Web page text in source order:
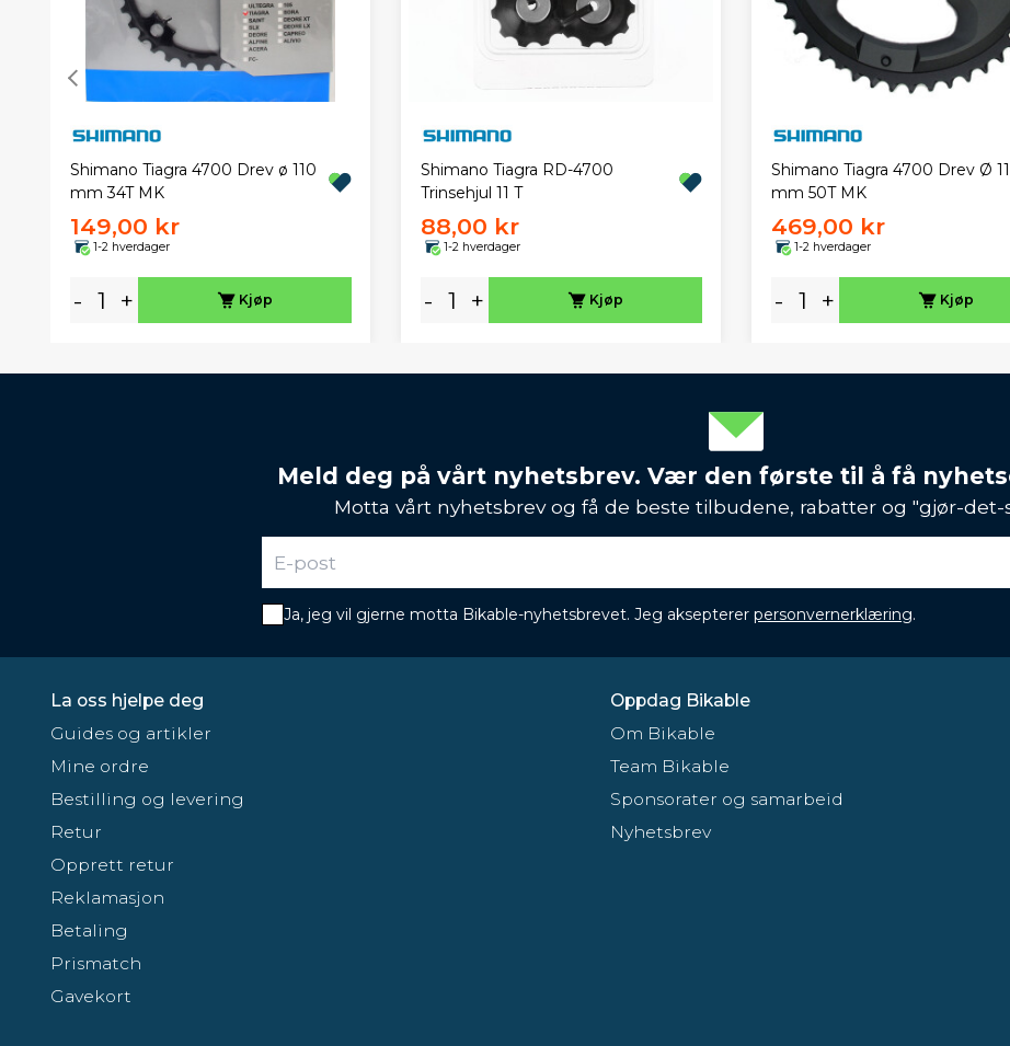
Shimano Tiagra 4700 Drev ø 110
mm 34T MK
149,00 kr
1-2 hverdager
- + Kjøp
Shimano Tiagra RD-4700
Trinsehjul 11 T
88,00 kr
1-2 hverdager
- + Kjøp
Shimano Tiagra 4700 Drev Ø
mm 50T MK
469,00 kr
1-2 hverdager
- + Kjøp
Meld deg på vårt nyhetsbrev. Vær den første til å få
Motta vårt nyhetsbrev og få de beste tilbudene, rabatter og "gjør-det-
Ja, jeg vil gjerne motta Bikable-nyhetsbrevet. Jeg aksepterer personvernerklæring.
La oss hjelpe deg
Guides og artikler
Mine ordre
Bestilling og levering
Retur
Opprett retur
Reklamasjon
Betaling
Prismatch
Gavekort
Oppdag Bikable
Om Bikable
Team Bikable
Sponsorater og samarbeid
Nyhetsbrev